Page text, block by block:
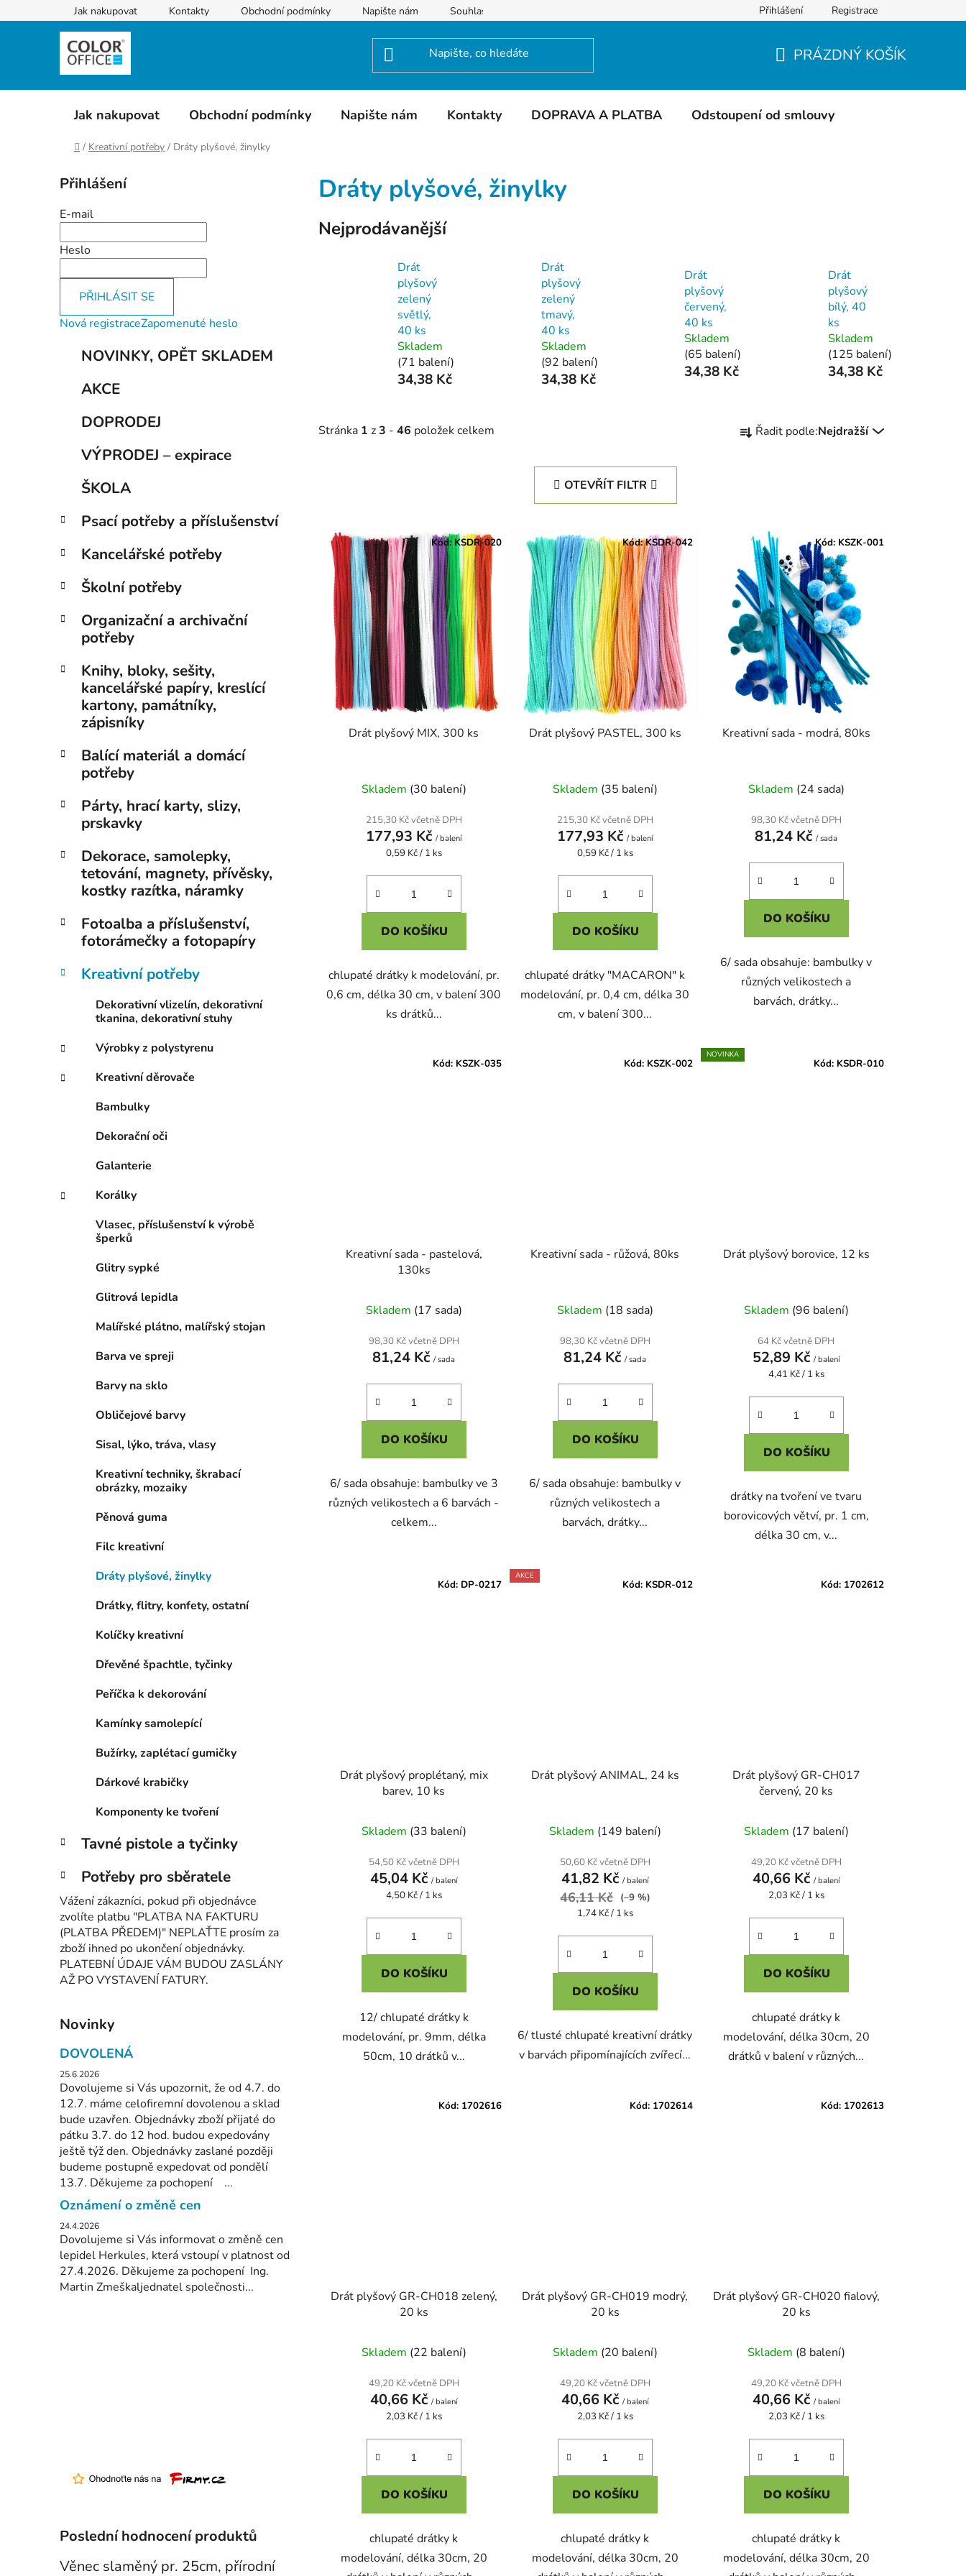
na
Jak nakupovat Kontakty Obchodní podmínky Napište nám Souhlas se zpracováním osobních údajů Hodnocení obchodu
Přihlášení Registrace
KOŠÍK
PRÁZDNÝ KOŠÍK
Jak nakupovat Obchodní podmínky Napište nám Kontakty DOPRAVA A PLATBA Odstoupení od smlouvy
Domů
/ Kreativní potřeby / Dráty plyšové, žinylky
o
s
t
r
a
n
í
Přihlášení
E-mail
Heslo
PŘIHLÁSIT SE
Nová registraceZapomenuté heslo
Přeskočit
kategorie
NOVINKY, OPĚT SKLADEM
AKCE
DOPRODEJ
VÝPRODEJ – expirace
ŠKOLA
Psací potřeby a příslušenství
Kancelářské potřeby
Školní potřeby
Organizační a archivační
potřeby
Knihy, bloky, sešity,
kancelářské papíry, kreslící
kartony, památníky,
zápisníky
Balící materiál a domácí
potřeby
Párty, hrací karty, slizy,
prskavky
Dekorace, samolepky,
tetování, magnety, přívěsky,
kostky razítka, náramky
Fotoalba a příslušenství,
fotorámečky a fotopapíry
Kreativní potřeby
Dekorativní vlizelín, dekorativní
tkanina, dekorativní stuhy
Výrobky z polystyrenu
Kreativní děrovače
Bambulky
Dekorační oči
Galanterie
Korálky
Vlasec, příslušenství k výrobě
šperků
Glitry sypké
Glitrová lepidla
Malířské plátno, malířský stojan
Barva ve spreji
Barvy na sklo
Obličejové barvy
Sisal, lýko, tráva, vlasy
Kreativní techniky, škrabací
obrázky, mozaiky
Pěnová guma
Filc kreativní
Dráty plyšové, žinylky
Drátky, flitry, konfety, ostatní
Kolíčky kreativní
Dřevěné špachtle, tyčinky
Peříčka k dekorování
Kamínky samolepící
Bužírky, zaplétací gumičky
Dárkové krabičky
Komponenty ke tvoření
Tavné pistole a tyčinky
Potřeby pro sběratele
Vážení zákazníci, pokud při objednávce
zvolíte platbu "PLATBA NA FAKTURU
(PLATBA PŘEDEM)" NEPLAŤTE prosím za
zboží ihned po ukončení objednávky.
PLATEBNÍ ÚDAJE VÁM BUDOU ZASLÁNY
AŽ PO VYSTAVENÍ FATURY.
Novinky
DOVOLENÁ
25.6.2026
Dovolujeme si Vás upozornit, že od 4.7. do
12.7. máme celofiremní dovolenou a sklad
bude uzavřen. Objednávky zboží přijaté do
pátku 3.7. do 12 hod. budou expedovány
ještě týž den. Objednávky zaslané později
budeme postupně expedovat od pondělí
13.7. Děkujeme za pochopení ...
Oznámení o změně cen
24.4.2026
Dovolujeme si Vás informovat o změně cen
lepidel Herkules, která vstoupí v platnost od
27.4.2026. Děkujeme za pochopení Ing.
Martin Zmeškaljednatel společnosti...
Poslední hodnocení produktů
Věnec slaměný pr. 25cm, přírodní
Dráty plyšové, žinylky
Nejprodávanější
Drát
plyšový
zelený
světlý,
40 ks
Skladem
(71 balení)
34,38 Kč
Drát
plyšový
zelený
tmavý,
40 ks
Skladem
(92 balení)
34,38 Kč
Drát
plyšový
červený,
40 ks
Skladem
(65 balení)
34,38 Kč
Drát
plyšový
bílý, 40
ks
Skladem
(125 balení)
34,38 Kč
Stránka 1 z3 - 46 položek celkem
a
o
d
u
k
t
ů
Řadit podle:Nejdražší
OTEVŘÍT FILTR
Drát plyšový MIX, 300 ks
Skladem (30 balení)
215,30 Kč včetně DPH
177,93 Kč / balení
Měrná
0,59 Kč / 1 ks
DO KOŠÍKU
chlupaté drátky k modelování, pr.
0,6 cm, délka 30 cm, v balení 300
ks drátků...
Kód:KSDR-020
Drát plyšový PASTEL, 300 ks
Skladem (35 balení)
215,30 Kč včetně DPH
177,93 Kč / balení
Měrná
0,59 Kč / 1 ks
DO KOŠÍKU
chlupaté drátky "MACARON" k
modelování, pr. 0,4 cm, délka 30
cm, v balení 300...
Kód:KSDR-042
Kreativní sada - modrá, 80ks
Skladem (24 sada)
98,30 Kč včetně DPH
81,24 Kč/ sada
DO KOŠÍKU
6/ sada obsahuje: bambulky v
různých velikostech a
barvách, drátky...
Kód: KSZK-001
Kreativní sada - pastelová,
130ks
Skladem (17 sada)
98,30 Kč včetně DPH
81,24 Kč/ sada
DO KOŠÍKU
6/ sada obsahuje: bambulky ve 3
různých velikostech a 6 barvách -
celkem...
Kód: KSZK-035
Kreativní sada - růžová, 80ks
Skladem (18 sada)
98,30 Kč včetně DPH
81,24 Kč/ sada
DO KOŠÍKU
6/ sada obsahuje: bambulky v
různých velikostech a
barvách, drátky...
Kód: KSZK-002
NOVINKA
Drát plyšový borovice, 12 ks
Skladem (96 balení)
64 Kč včetně DPH
52,89 Kč / balení
Měrná
4,41 Kč / 1 ks
DO KOŠÍKU
drátky na tvoření ve tvaru
borovicových větví, pr. 1 cm,
délka 30 cm, v...
Kód: KSDR-010
Drát plyšový proplétaný, mix
barev, 10 ks
Skladem (33 balení)
54,50 Kč včetně DPH
45,04 Kč / balení
Měrná
4,50 Kč / 1 ks
DO KOŠÍKU
12/ chlupaté drátky k
modelování, pr. 9mm, délka
50cm, 10 drátků v...
Kód: DP-0217
AKCE
Drát plyšový ANIMAL, 24 ks
Skladem (149 balení)
50,60 Kč včetně DPH
41,82 Kč / balení
46,11 Kč
(–9 %)
Měrná
1,74 Kč / 1 ks
DO KOŠÍKU
6/ tlusté chlupaté kreativní drátky
v barvách připomínajících zvířecí...
Kód: KSDR-012
Drát plyšový GR-CH017
červený, 20 ks
Skladem (17 balení)
49,20 Kč včetně DPH
40,66 Kč / balení
Měrná
2,03 Kč / 1 ks
DO KOŠÍKU
chlupaté drátky k
modelování, délka 30cm, 20
drátků v balení v různých...
Kód: 1702612
Drát plyšový GR-CH018 zelený,
20 ks
Skladem (22 balení)
49,20 Kč včetně DPH
40,66 Kč / balení
Měrná
2,03 Kč / 1 ks
DO KOŠÍKU
chlupaté drátky k
modelování, délka 30cm, 20
Kód: 1702616
Drát plyšový GR-CH019 modrý,
20 ks
Skladem (20 balení)
49,20 Kč včetně DPH
40,66 Kč / balení
Měrná
2,03 Kč / 1 ks
DO KOŠÍKU
chlupaté drátky k
modelování, délka 30cm, 20
Kód: 1702614
Drát plyšový GR-CH020 fialový,
20 ks
Skladem (8 balení)
49,20 Kč včetně DPH
40,66 Kč / balení
Měrná
2,03 Kč / 1 ks
DO KOŠÍKU
chlupaté drátky k
modelování, délka 30cm, 20
Kód: 1702613